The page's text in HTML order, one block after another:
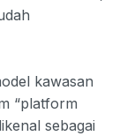
kawasan
“platform
sebagai